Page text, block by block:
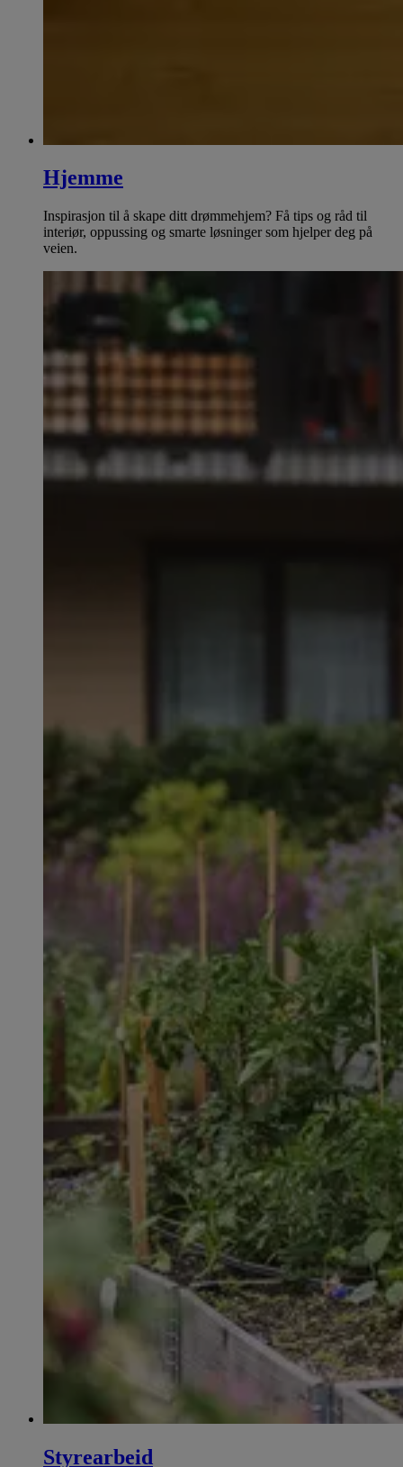
Hjemme
Inspirasjon til å skape ditt drømmehjem? Få tips og råd til
interiør, oppussing og smarte løsninger som hjelper deg på
veien.
Styrearbeid